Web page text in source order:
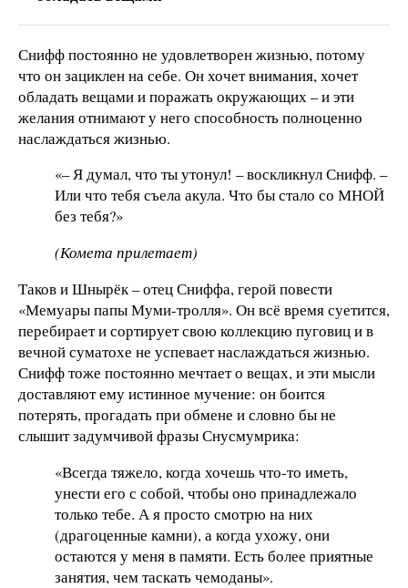
Снифф постоянно не удовлетворен жизнью, потому
что он зациклен на себе. Он хочет внимания, хочет
обладать вещами и поражать окружающих – и эти
желания отнимают у него способность полноценно
наслаждаться жизнью.
«– Я думал, что ты утонул! – воскликнул Снифф. –
Или что тебя съела акула. Что бы стало со МНОЙ
без тебя?»
(Комета прилетает)
Таков и Шнырёк – отец Сниффа, герой повести
«Мемуары папы Муми-тролля». Он всё время суетится,
перебирает и сортирует свою коллекцию пуговиц и в
вечной суматохе не успевает наслаждаться жизнью.
Снифф тоже постоянно мечтает о вещах, и эти мысли
доставляют ему истинное мучение: он боится
потерять, прогадать при обмене и словно бы не
слышит задумчивой фразы Снусмумрика:
«Всегда тяжело, когда хочешь что-то иметь,
унести его с собой, чтобы оно принадлежало
только тебе. А я просто смотрю на них
(драгоценные камни), а когда ухожу, они
остаются у меня в памяти. Есть более приятные
занятия, чем таскать чемоданы».